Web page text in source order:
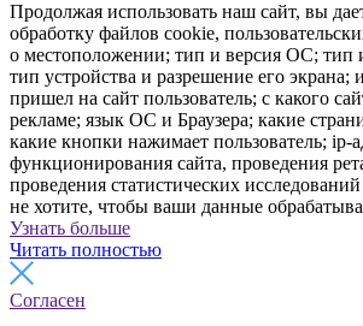
Продолжая использовать наш сайт, вы
обработку файлов cookie,
о местоположении; тип и версия ОС; тип
тип устройства и разрешение его экрана;
пришел на сайт пользователь; с какого
рекламе; язык ОС и Браузера; какие
какие кнопки нажимает пользователь; ip-
функционирования сайта, проведения
проведения статистических
не хотите, чтобы ваши данные
Узнать больше
Читать полностью
Согласен